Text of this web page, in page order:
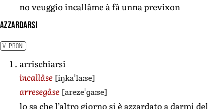
no veuggio incallâme à fâ unna previxon
azzardarsi
V. PRON.
arrischiarsi
incallâse [iŋkaˈlaːse]
arresegâse [arezeˈɡaːse]
lo sa che l’altro giorno si è azzardato a darmi del